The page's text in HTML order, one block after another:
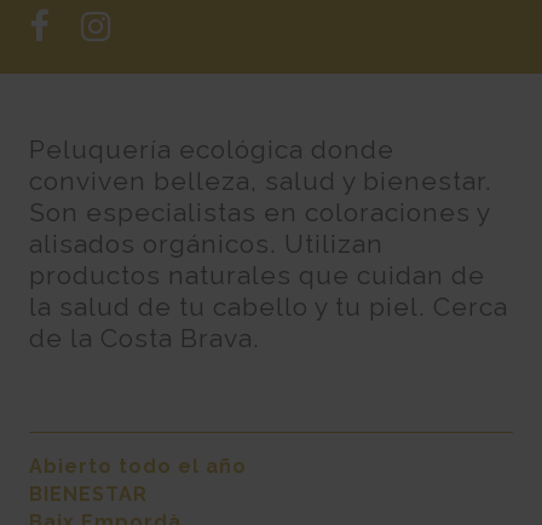
Peluquería ecológica donde
conviven belleza, salud y bienestar.
Son especialistas en coloraciones y
alisados orgánicos. Utilizan
productos naturales que cuidan de
la salud de tu cabello y tu piel. Cerca
de la Costa Brava.
Abierto todo el año
BIENESTAR